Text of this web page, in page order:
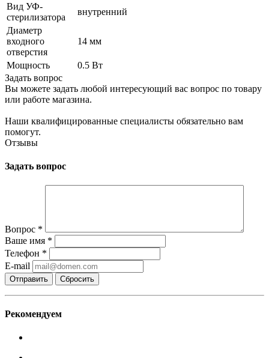
Вид УФ-
стерилизатора
внутренний
Диаметр
входного
отверстия
14 мм
Мощность
0.5 Вт
Задать вопрос
Вы можете задать любой интересующий вас вопрос по товару
или работе магазина.
Наши квалифицированные специалисты обязательно вам
помогут.
Отзывы
Задать вопрос
Вопрос *
Ваше имя *
Телефон *
E-mail
Сбросить
Рекомендуем